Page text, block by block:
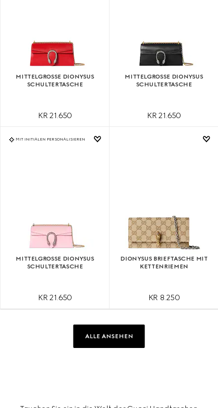
MITTELGROSSE DIONYSUS S
CHULTERTASCHE
KR 21.650
MITTELGROSSE DIONYSUS S
CHULTERTASCHE
KR 21.650
MIT INITIALEN PERSONALISIEREN
MITTELGROSSE DIONYSUS S
CHULTERTASCHE
KR 21.650
DIONYSUS BRIEFTASCHE MIT
KETTENRIEMEN
KR 8.250
ALLE ANSEHEN